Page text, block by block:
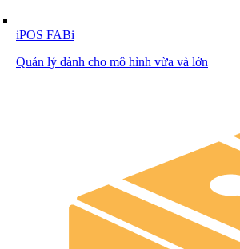
iPOS FABi
Quản lý dành cho mô hình vừa và lớn